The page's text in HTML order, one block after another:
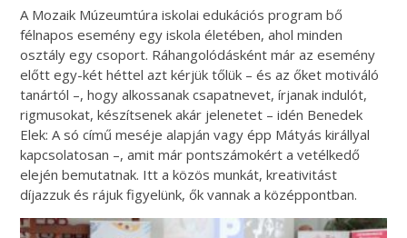
A Mozaik Múzeumtúra iskolai edukációs program bő
félnapos esemény egy iskola életében, ahol minden
osztály egy csoport. Ráhangolódásként már az esemény
előtt egy-két héttel azt kérjük tőlük – és az őket motiváló
tanártól –, hogy alkossanak csapatnevet, írjanak indulót,
rigmusokat, készítsenek akár jelenetet – idén Benedek
Elek: A só című meséje alapján vagy épp Mátyás királlyal
kapcsolatosan –, amit már pontszámokért a vetélkedő
elején bemutatnak. Itt a közös munkát, kreativitást
díjazzuk és rájuk figyelünk, ők vannak a középpontban.